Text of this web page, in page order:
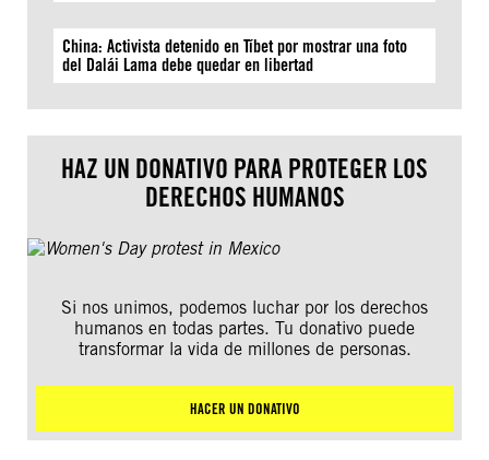
China: Activista detenido en Tíbet por mostrar una foto
del Dalái Lama debe quedar en libertad
HAZ UN DONATIVO PARA PROTEGER LOS
DERECHOS HUMANOS
Si nos unimos, podemos luchar por los derechos
humanos en todas partes. Tu donativo puede
transformar la vida de millones de personas.
HACER UN DONATIVO